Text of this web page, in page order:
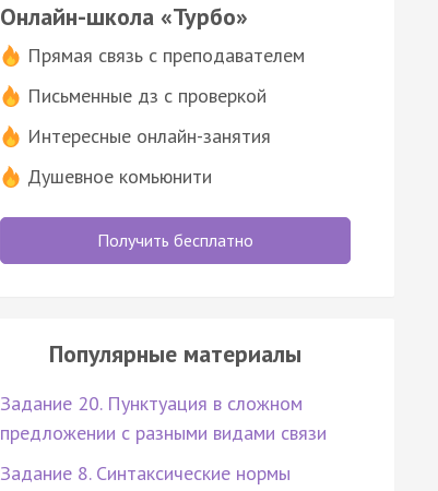
Онлайн-школа «Турбо»
Прямая связь с преподавателем
Письменные дз с проверкой
Интересные онлайн-занятия
Душевное комьюнити
Получить бесплатно
Популярные материалы
Задание 20. Пунктуация в сложном
предложении с разными видами связи
Задание 8. Синтаксические нормы